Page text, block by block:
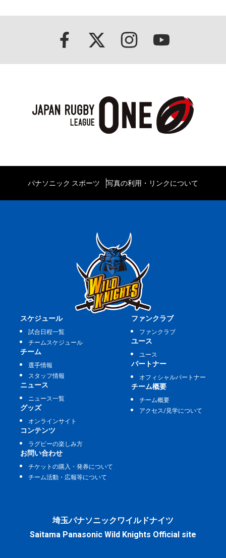
パナソニック スポーツ 写真の利用・リンクについて
スケジュール
試合日程一覧
チームスケジュール
チーム
選手情報
スタッフ情報
ニュース
ニュース一覧
グッズ
オンラインサイト
ファンクラブ
ファンクラブ
ユース
ユース
パートナー
オフィシャルパートナー
チーム概要
チーム概要
アクセス/見学について
コンテンツ
ラグビーの楽しみ方
お問い合わせ
チケットの購入・発券について
チーム活動・広報等について
埼玉パナソニックワイルドナイツ
Saitama Panasonic Wild Knights Official site